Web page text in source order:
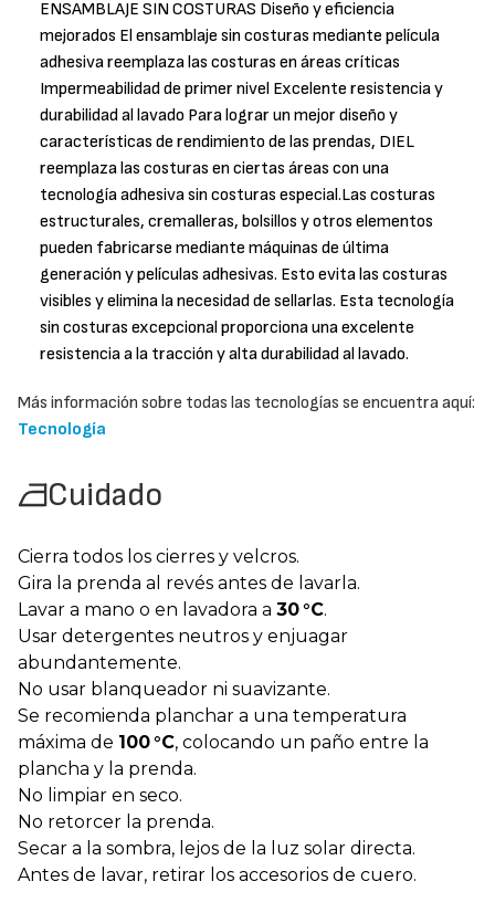
ENSAMBLAJE SIN COSTURAS Diseño y eficiencia
mejorados El ensamblaje sin costuras mediante película
adhesiva reemplaza las costuras en áreas críticas
Impermeabilidad de primer nivel Excelente resistencia y
durabilidad al lavado Para lograr un mejor diseño y
características de rendimiento de las prendas, DIEL
reemplaza las costuras en ciertas áreas con una
tecnología adhesiva sin costuras especial.Las costuras
estructurales, cremalleras, bolsillos y otros elementos
pueden fabricarse mediante máquinas de última
generación y películas adhesivas. Esto evita las costuras
visibles y elimina la necesidad de sellarlas. Esta tecnología
sin costuras excepcional proporciona una excelente
resistencia a la tracción y alta durabilidad al lavado.
Más información sobre todas las tecnologías se encuentra aquí:
Tecnología
Cuidado
Cierra todos los cierres y velcros.
Gira la prenda al revés antes de lavarla.
Lavar a mano o en lavadora a 30 °C.
Usar detergentes neutros y enjuagar
abundantemente.
No usar blanqueador ni suavizante.
Se recomienda planchar a una temperatura
máxima de 100 °C, colocando un paño entre la
plancha y la prenda.
No limpiar en seco.
No retorcer la prenda.
Secar a la sombra, lejos de la luz solar directa.
Antes de lavar, retirar los accesorios de cuero.